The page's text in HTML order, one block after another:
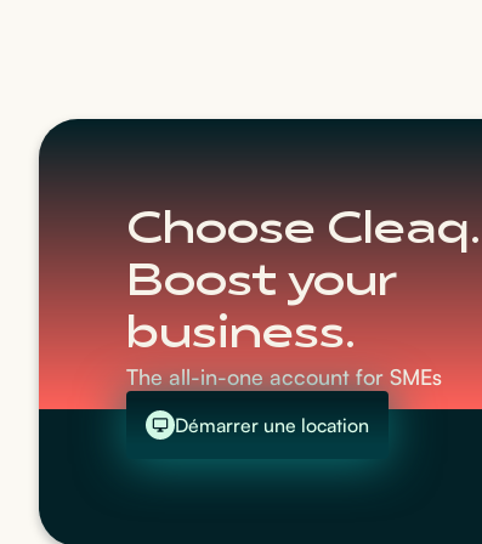
Choose Cleaq.
Boost your
business.
The all-in-one account for SMEs
Démarrer une location